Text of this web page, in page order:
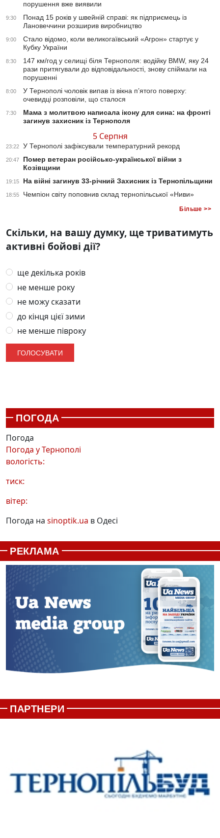
порушення вже виявили
9:30
Понад 15 років у швейній справі: як підприємець із
Лановеччини розширив виробництво
9:00
Стало відомо, коли великогаївський «Агрон» стартує у
Кубку України
8:30
147 км/год у селищі біля Тернополя: водійку BMW, яку 24
рази притягували до відповідальності, знову спіймали на
порушенні
8:00
У Тернополі чоловік випав із вікна п’ятого поверху:
очевидці розповіли, що сталося
7:30
Мама з молитвою написала ікону для сина: на фронті
загинув захисник із Тернополя
5 Серпня
23:22 У Тернополі зафіксували температурний рекорд
20:47
Помер ветеран російсько-української війни з
Козівщини
19:15 На війні загинув 33-річний Захисник із Тернопільщини
18:55 Чемпіон світу поповнив склад тернопільської «Ниви»
Більше >>
Скільки, на вашу думку, ще триватимуть
активні бойові дії?
ще декілька років
не менше року
не можу сказати
до кінця цієї зими
не менше півроку
ПОГОДА
Погода
Погода уТернополі
вологість:
тиск:
вітер:
Погода на sinoptik.ua в Одесі
РЕКЛАМА
ПАРТНЕРИ